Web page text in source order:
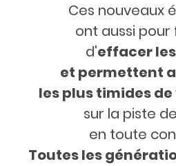
Ces nouveaux
ont aussi
d'effacer
et permettent
les plus timides
sur la piste
en toute
Toutes les